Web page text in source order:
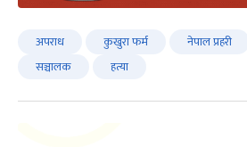
अपराध कुखुरा फर्म नेपाल प्रहरी
सञ्चालक
हत्या